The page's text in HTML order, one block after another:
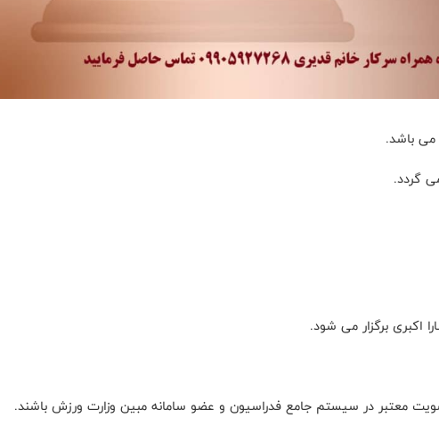
می باشد.
گردد.
اکبری برگزار می شود.
معتبر در سیستم جامع فدراسیون و عضو سامانه مبین وزارت ورزش باشند.